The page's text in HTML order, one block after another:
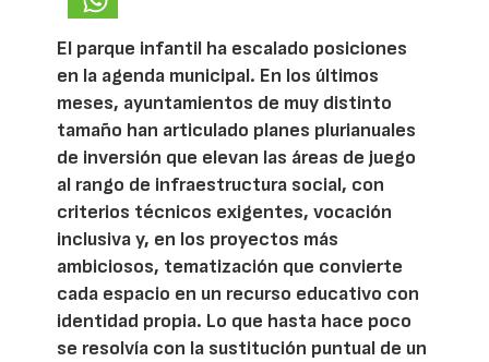
El parque infantil ha escalado posiciones
en la agenda municipal. En los últimos
meses, ayuntamientos de muy distinto
tamaño han articulado planes plurianuales
de inversión que elevan las áreas de juego
al rango de infraestructura social, con
criterios técnicos exigentes, vocación
inclusiva y, en los proyectos más
ambiciosos, tematización que convierte
cada espacio en un recurso educativo con
identidad propia. Lo que hasta hace poco
se resolvía con la sustitución puntual de un